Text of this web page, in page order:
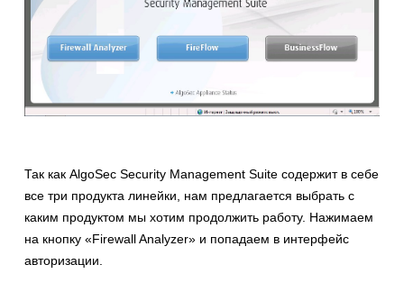
Так как AlgoSec Security Management Suite содержит в себе
все три продукта линейки, нам предлагается выбрать с
каким продуктом мы хотим продолжить работу. Нажимаем
на кнопку «Firewall Analyzer» и попадаем в интерфейс
авторизации.